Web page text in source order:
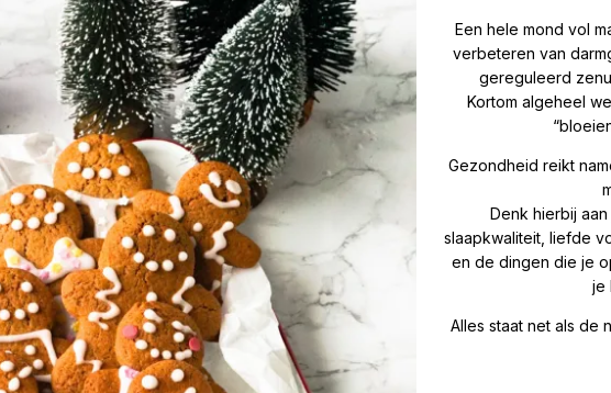
Een hele mond vol
verbeteren van
gereguleerd
Kortom algeheel
Gezondheid reikt
Denk hierbij
slaapkwaliteit, liefde
en de dingen die je
je
Alles staat net als de